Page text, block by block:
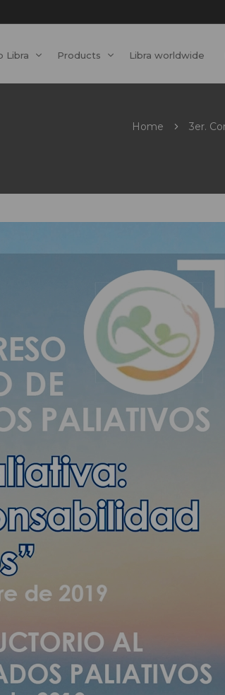
Libra Products Libra worldwide
Home 3er.